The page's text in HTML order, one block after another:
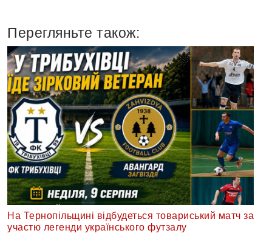
Перегляньте також:
На Тернопільщині відбудеться товариський матч за
участю легенди українського футзалу